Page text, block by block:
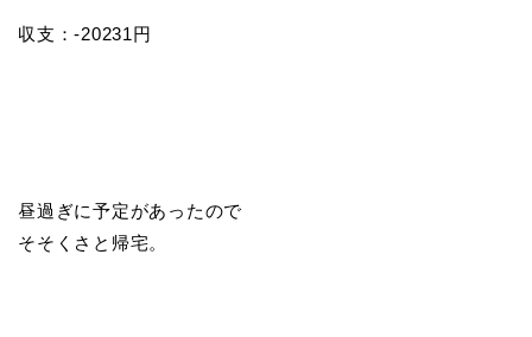
収支：-20231円
昼過ぎに予定があったので
そそくさと帰宅。